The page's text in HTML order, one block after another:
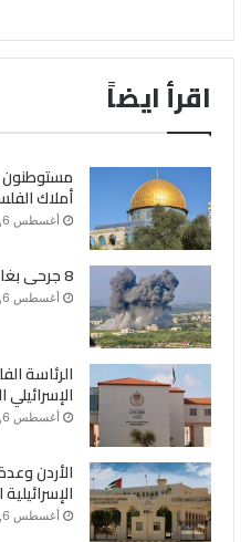
اقرأ ايضاً
أملاك
أغسطس 6, 2026
8 جرحى بغارات إسرائيلية على جنوب لبنان
أغسطس 6, 2026
الرئاسة
أغسطس 6, 2026
الأردن
أغسطس 6, 2026